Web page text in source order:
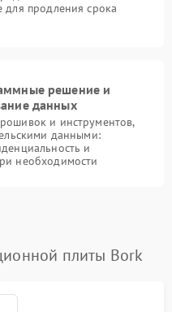
для продления срока
решение и
данных
и инструментов,
данными:
и
необходимости
плиты Bork